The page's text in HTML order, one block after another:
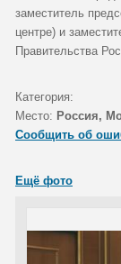
заместитель
центре) и
Правительства
Категория:
Место: Россия,
Сообщить об
Ещё фото